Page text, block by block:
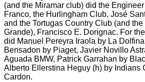
(and the Miramar club) did the
Franco, the Hurlingham Club, José
and the Tortugas Country Club (and
Grande), Francisco E. Dorignac. For
did Manuel Pereyra Iraola by La
Bensadon by Piaget, Javier Novillo
Aguada BMW, Patrick Garrahan by
Alberto Ellerstina Heguy (h) by Indians
Cardon.